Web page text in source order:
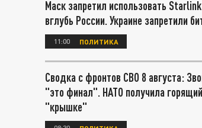
Маск запретил использовать
вглубь России. Украине запретили
11:00 ПОЛИТИКА
Сводка с фронтов СВО 8 августа:
"это финал". НАТО получила
"крышке"